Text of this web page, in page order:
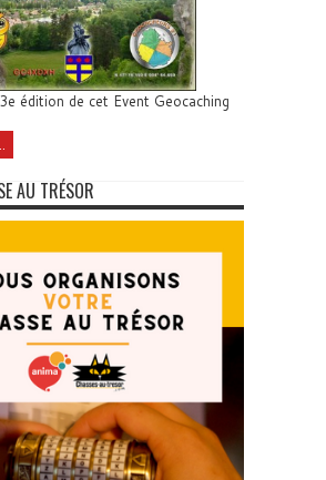
édition de cet Event Geocaching
AU TRÉSOR